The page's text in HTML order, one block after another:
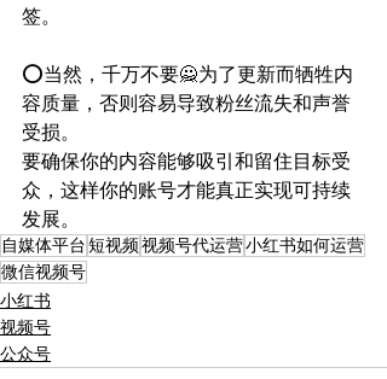
签。
⭕️当然，千万不要🙅为了更新而牺牲内
容质量，否则容易导致粉丝流失和声誉
受损。
要确保你的内容能够吸引和留住目标受
众，这样你的账号才能真正实现可持续
发展。
自媒体平台短视频视频号代运营小红书如何运营
微信视频号
小红书
视频号
公众号